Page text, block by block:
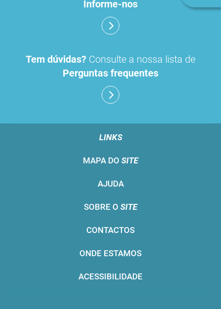
Informe-nos
Tem dúvidas? Consulte a nossa lista de
Perguntas frequentes
LINKS
MAPA DO SITE
AJUDA
SOBRE O SITE
CONTACTOS
ONDE ESTAMOS
ACESSIBILIDADE